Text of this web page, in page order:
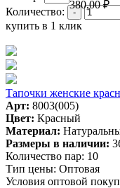
380,00₽
Количество:
купить в 1 клик
Тапочки женские
Арт: 8003(005)
Цвет: Красный
Материал:
Размеры в наличии:
Количество пар: 10
Тип цены: Оптовая
Условия оптовой